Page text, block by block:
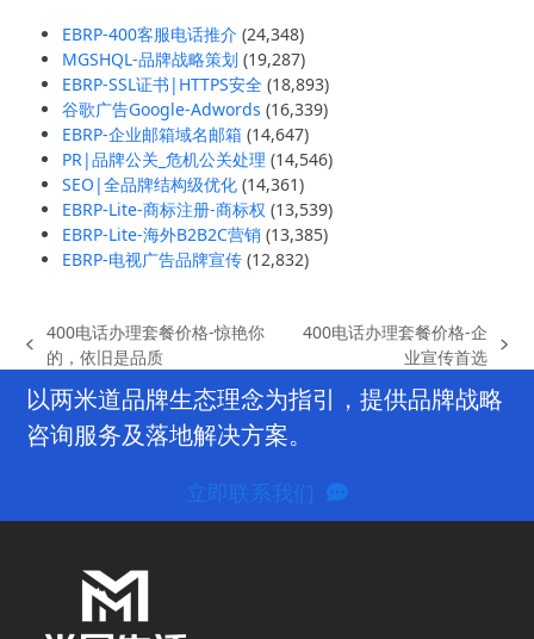
EBRP-400客服电话推介 (24,348)
MGSHQL-品牌战略策划 (19,287)
EBRP-SSL证书|HTTPS安全 (18,893)
谷歌广告Google-Adwords (16,339)
EBRP-企业邮箱域名邮箱 (14,647)
PR|品牌公关_危机公关处理 (14,546)
SEO|全品牌结构级优化 (14,361)
EBRP-Lite-商标注册-商标权 (13,539)
EBRP-Lite-海外B2B2C营销 (13,385)
EBRP-电视广告品牌宣传 (12,832)
previous
400电话办理套餐价格-惊艳你
的，依旧是品质
400电话办理套餐价格-企
业宣传首选
以两米道品牌生态理念为指引，提供品牌战略
咨询服务及落地解决方案。
立即联系我们